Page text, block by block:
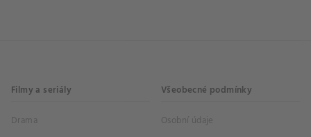
Filmy a seriály
Drama
Všeobecné podmínky
Osobní údaje